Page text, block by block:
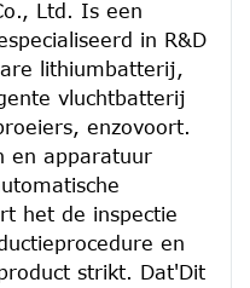
Ltd. Is een
in R&D
lithiumbatterij,
vluchtbatterij
enzovoort.
en apparatuur
het de inspectie
en
strikt. Dat'Dit